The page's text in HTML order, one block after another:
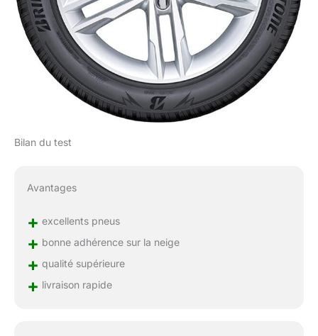
Bilan du test
Avantages
+ excellents pneus
+ bonne adhérence sur la neige
+ qualité supérieure
+ livraison rapide